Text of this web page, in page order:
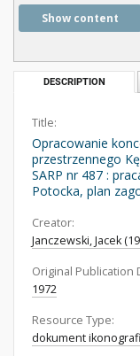
Show content
DESCRIPTION
Title:
Opracowanie
przestrzennego
SARP nr 487 :
Potocka, plan
Creator:
Janczewski, Jacek
Original Publication
1972
Resource Type:
dokument